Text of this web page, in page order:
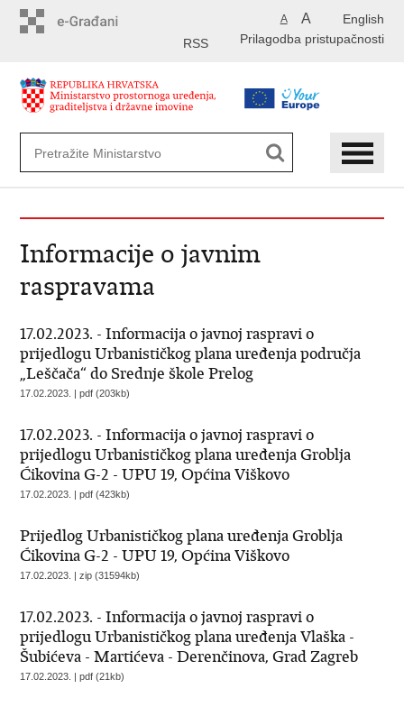
English
A A
Prilagodba pristupačnosti
RSS
Informacije o javnim
raspravama
17.02.2023. - Informacija o javnoj raspravi o
prijedlogu Urbanističkog plana uređenja područja
„Leščača“ do Srednje škole Prelog
17.02.2023. | pdf (203kb)
17.02.2023. - Informacija o javnoj raspravi o
prijedlogu Urbanističkog plana uređenja Groblja
Ćikovina G-2 - UPU 19, Općina Viškovo
17.02.2023. | pdf (423kb)
Prijedlog Urbanističkog plana uređenja Groblja
Ćikovina G-2 - UPU 19, Općina Viškovo
17.02.2023. | zip (31594kb)
17.02.2023. - Informacija o javnoj raspravi o
prijedlogu Urbanističkog plana uređenja Vlaška -
Šubićeva - Martićeva - Derenčinova, Grad Zagreb
17.02.2023. | pdf (21kb)